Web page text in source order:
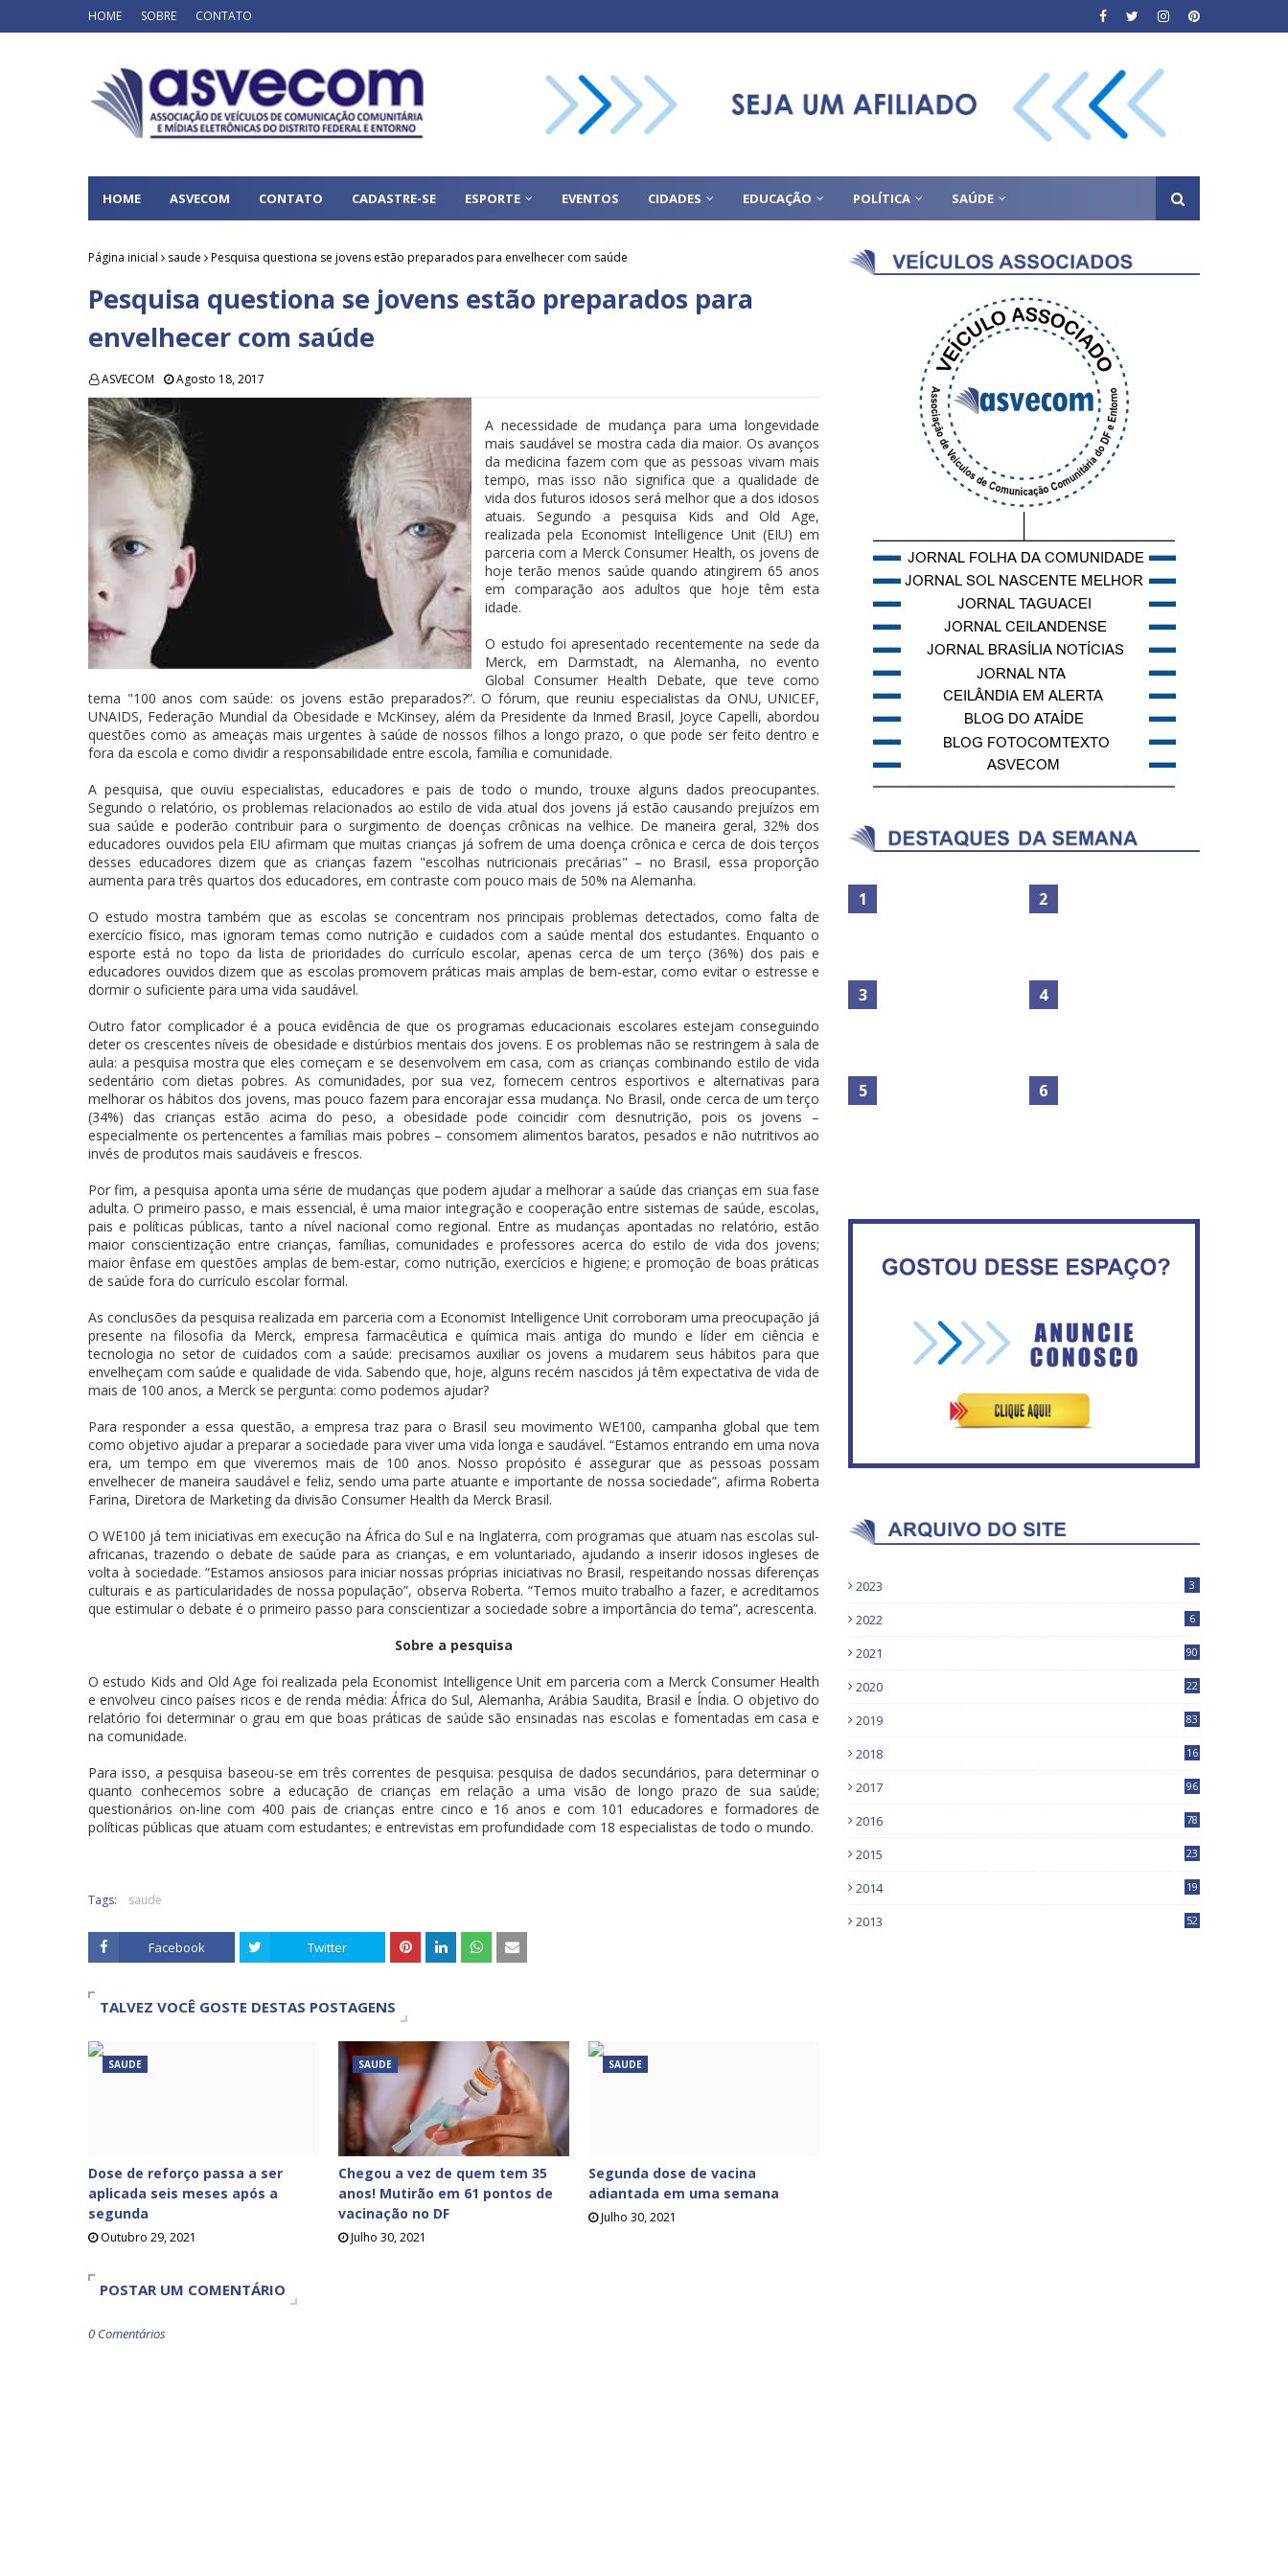
HOME SOBRE CONTATO
HOME ASVECOM CONTATO CADASTRE-SE ESPORTE EVENTOS CIDADES EDUCAÇÃO POLÍTICA SAÚDE
Página inicial saude Pesquisa questiona se jovens estão preparados para envelhecer com saúde
Pesquisa questiona se jovens estão preparados para
envelhecer com saúde
ASVECOM Agosto 18, 2017
A necessidade de mudança para uma longevidade
mais saudável se mostra cada dia maior. Os avanços
da medicina fazem com que as pessoas vivam mais
tempo, mas isso não significa que a qualidade de
vida dos futuros idosos será melhor que a dos idosos
atuais. Segundo a pesquisa Kids and Old Age,
realizada pela Economist Intelligence Unit (EIU) em
parceria com a Merck Consumer Health, os jovens de
hoje terão menos saúde quando atingirem 65 anos
em comparação aos adultos que hoje têm esta
idade.
O estudo foi apresentado recentemente na sede da
Merck, em Darmstadt, na Alemanha, no evento
Global Consumer Health Debate, que teve como
tema "100 anos com saúde: os jovens estão preparados?”. O fórum, que reuniu especialistas da ONU, UNICEF,
UNAIDS, Federação Mundial da Obesidade e McKinsey, além da Presidente da Inmed Brasil, Joyce Capelli, abordou
questões como as ameaças mais urgentes à saúde de nossos filhos a longo prazo, o que pode ser feito dentro e
fora da escola e como dividir a responsabilidade entre escola, família e comunidade.
A pesquisa, que ouviu especialistas, educadores e pais de todo o mundo, trouxe alguns dados preocupantes.
Segundo o relatório, os problemas relacionados ao estilo de vida atual dos jovens já estão causando prejuízos em
sua saúde e poderão contribuir para o surgimento de doenças crônicas na velhice. De maneira geral, 32% dos
educadores ouvidos pela EIU afirmam que muitas crianças já sofrem de uma doença crônica e cerca de dois terços
desses educadores dizem que as crianças fazem "escolhas nutricionais precárias" – no Brasil, essa proporção
aumenta para três quartos dos educadores, em contraste com pouco mais de 50% na Alemanha.
O estudo mostra também que as escolas se concentram nos principais problemas detectados, como falta de
exercício físico, mas ignoram temas como nutrição e cuidados com a saúde mental dos estudantes. Enquanto o
esporte está no topo da lista de prioridades do currículo escolar, apenas cerca de um terço (36%) dos pais e
educadores ouvidos dizem que as escolas promovem práticas mais amplas de bem-estar, como evitar o estresse e
dormir o suficiente para uma vida saudável.
Outro fator complicador é a pouca evidência de que os programas educacionais escolares estejam conseguindo
deter os crescentes níveis de obesidade e distúrbios mentais dos jovens. E os problemas não se restringem à sala de
aula: a pesquisa mostra que eles começam e se desenvolvem em casa, com as crianças combinando estilo de vida
sedentário com dietas pobres. As comunidades, por sua vez, fornecem centros esportivos e alternativas para
melhorar os hábitos dos jovens, mas pouco fazem para encorajar essa mudança. No Brasil, onde cerca de um terço
(34%) das crianças estão acima do peso, a obesidade pode coincidir com desnutrição, pois os jovens –
especialmente os pertencentes a famílias mais pobres – consomem alimentos baratos, pesados e não nutritivos ao
invés de produtos mais saudáveis e frescos.
Por fim, a pesquisa aponta uma série de mudanças que podem ajudar a melhorar a saúde das crianças em sua fase
adulta. O primeiro passo, e mais essencial, é uma maior integração e cooperação entre sistemas de saúde, escolas,
pais e políticas públicas, tanto a nível nacional como regional. Entre as mudanças apontadas no relatório, estão
maior conscientização entre crianças, famílias, comunidades e professores acerca do estilo de vida dos jovens;
maior ênfase em questões amplas de bem-estar, como nutrição, exercícios e higiene; e promoção de boas práticas
de saúde fora do currículo escolar formal.
As conclusões da pesquisa realizada em parceria com a Economist Intelligence Unit corroboram uma preocupação já
presente na filosofia da Merck, empresa farmacêutica e química mais antiga do mundo e líder em ciência e
tecnologia no setor de cuidados com a saúde: precisamos auxiliar os jovens a mudarem seus hábitos para que
envelheçam com saúde e qualidade de vida. Sabendo que, hoje, alguns recém nascidos já têm expectativa de vida de
mais de 100 anos, a Merck se pergunta: como podemos ajudar?
Para responder a essa questão, a empresa traz para o Brasil seu movimento WE100, campanha global que tem
como objetivo ajudar a preparar a sociedade para viver uma vida longa e saudável. “Estamos entrando em uma nova
era, um tempo em que viveremos mais de 100 anos. Nosso propósito é assegurar que as pessoas possam
envelhecer de maneira saudável e feliz, sendo uma parte atuante e importante de nossa sociedade”, afirma Roberta
Farina, Diretora de Marketing da divisão Consumer Health da Merck Brasil.
O WE100 já tem iniciativas em execução na África do Sul e na Inglaterra, com programas que atuam nas escolas sul-
africanas, trazendo o debate de saúde para as crianças, e em voluntariado, ajudando a inserir idosos ingleses de
volta à sociedade. “Estamos ansiosos para iniciar nossas próprias iniciativas no Brasil, respeitando nossas diferenças
culturais e as particularidades de nossa população”, observa Roberta. “Temos muito trabalho a fazer, e acreditamos
que estimular o debate é o primeiro passo para conscientizar a sociedade sobre a importância do tema”, acrescenta.
Sobre a pesquisa
O estudo Kids and Old Age foi realizada pela Economist Intelligence Unit em parceria com a Merck Consumer Health
e envolveu cinco países ricos e de renda média: África do Sul, Alemanha, Arábia Saudita, Brasil e Índia. O objetivo do
relatório foi determinar o grau em que boas práticas de saúde são ensinadas nas escolas e fomentadas em casa e
na comunidade.
Para isso, a pesquisa baseou-se em três correntes de pesquisa: pesquisa de dados secundários, para determinar o
quanto conhecemos sobre a educação de crianças em relação a uma visão de longo prazo de sua saúde;
questionários on-line com 400 pais de crianças entre cinco e 16 anos e com 101 educadores e formadores de
políticas públicas que atuam com estudantes; e entrevistas em profundidade com 18 especialistas de todo o mundo.
Tags: saude
Facebook Twitter
TALVEZ VOCÊ GOSTE DESTAS POSTAGENS
SAUDE
Dose de reforço passa a ser
aplicada seis meses após a
segunda
Outubro 29, 2021
SAUDE
Chegou a vez de quem tem 35
anos! Mutirão em 61 pontos de
vacinação no DF
Julho 30, 2021
SAUDE
Segunda dose de vacina
adiantada em uma semana
Julho 30, 2021
POSTAR UM COMENTÁRIO
0 Comentários
buscar ajuda do governo
será sustentada por 52 jatos
ventiladores
2023 3
2022 6
2021 90
2020
22
2019
83
2018
16
2017
96
2016
78
2015 23
2014 19
2013 52